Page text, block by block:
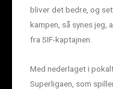
bliver det bedre, og
kampen, så synes jeg,
fra SIF-kaptajnen.
Med nederlaget i
Superligaen, som